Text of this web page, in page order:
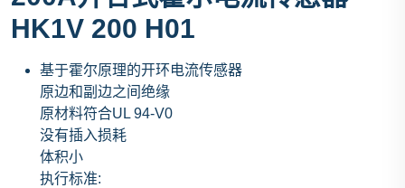
HK1V 200 H01
基于霍尔原理的开环电流传感器
原边和副边之间绝缘
原材料符合UL 94-V0
没有插入损耗
体积小
执行标准: